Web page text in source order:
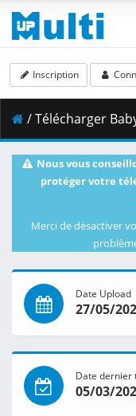
Inscription
/ Télécharger Babylon -
Nous vous
protéger votre
Merci de désactiver
Date Upload
27/05/
Date dernier
05/03/